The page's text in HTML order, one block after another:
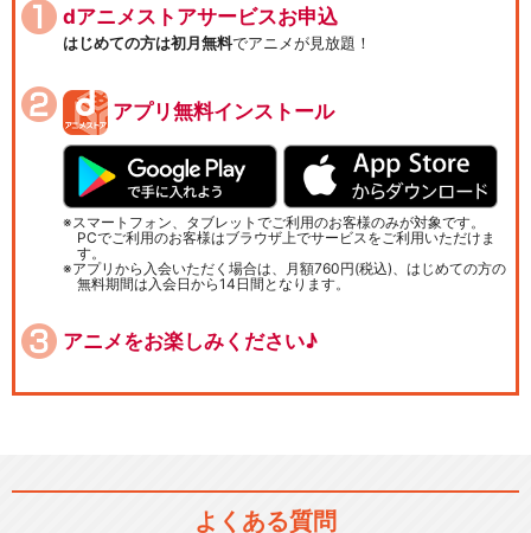
dアニメストアサービスお申込
はじめての方は初月無料でアニメが見放題！
アプリ無料インストール
スマートフォン、タブレットでご利用のお客様のみが対象です。
PCでご利用のお客様はブラウザ上でサービスをご利用いただけま
す。
アプリから入会いただく場合は、月額760円(税込)、はじめての方の
無料期間は入会日から14日間となります。
アニメをお楽しみください♪
よくある質問